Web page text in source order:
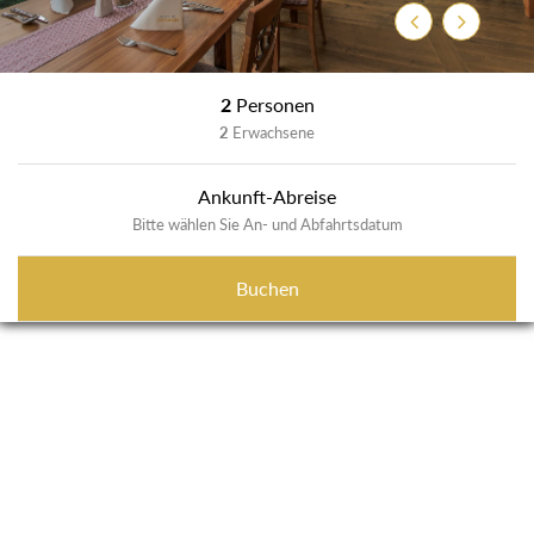
ZurückWeiter
2 Personen
2 Erwachsene
Ankunft-Abreise
Bitte wählen Sie An- und Abfahrtsdatum
Buchen